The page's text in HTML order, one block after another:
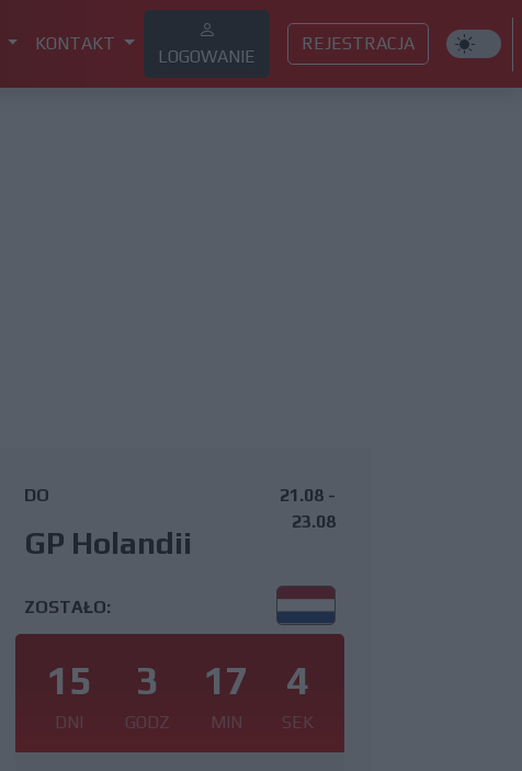
KONTAKT
LOGOWANIE
REJESTRACJA
DO
GP Holandii
21.08 -
23.08
ZOSTAŁO:
15
DNI
3
GODZ
17
MIN
3
SEK